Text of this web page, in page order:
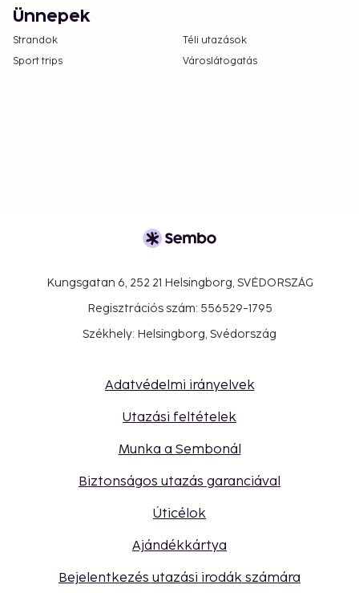
Ünnepek
Strandok
Téli utazások
Sport trips
Városlátogatás
Kungsgatan 6, 252 21 Helsingborg, SVÉDORSZÁG
Regisztrációs szám: 556529-1795
Székhely: Helsingborg, Svédország
Adatvédelmi irányelvek
Utazási feltételek
Munka a Sembonál
Biztonságos utazás garanciával
Úticélok
Ajándékkártya
Bejelentkezés utazási irodák számára